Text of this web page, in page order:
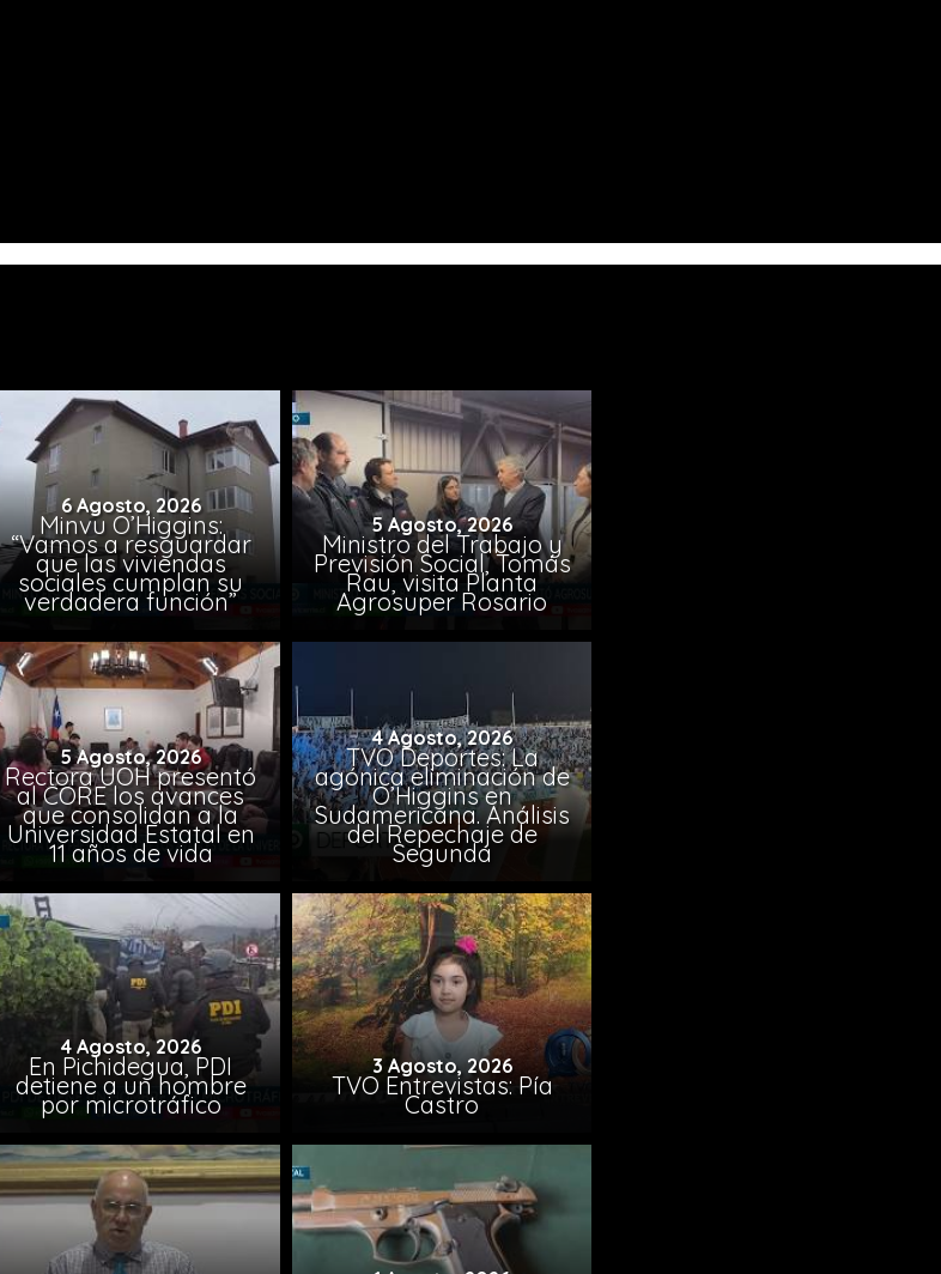
6 Agosto, 2026
Minvu O’Higgins:
“Vamos a resguardar
que las viviendas
sociales cumplan su
verdadera función”
5 Agosto, 2026
Ministro del Trabajo y
Previsión Social, Tomás
Rau, visita Planta
Agrosuper Rosario
5 Agosto, 2026
Rectora UOH presentó
al CORE los avances
que consolidan a la
Universidad Estatal en
11 años de vida
4 Agosto, 2026
TVO Deportes: La
agónica eliminación de
O’Higgins en
Sudamericana. Análisis
del Repechaje de
Segunda
4 Agosto, 2026
En Pichidegua, PDI
detiene a un hombre
por microtráfico
3 Agosto, 2026
TVO Entrevistas: Pía
Castro